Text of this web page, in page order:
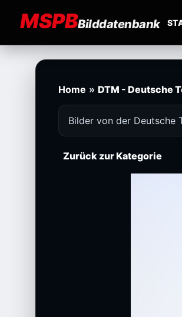
MSPBBilddatenbank
Home » DTM - Deutsche
Bilder von der Deutsche
Zurück zur Kategorie